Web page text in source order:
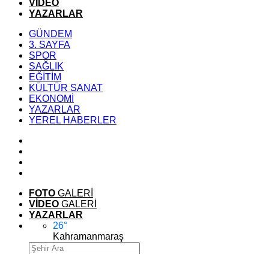
VİDEO
YAZARLAR
GÜNDEM
3. SAYFA
SPOR
SAĞLIK
EĞİTİM
KÜLTÜR SANAT
EKONOMİ
YAZARLAR
YEREL HABERLER
FOTO GALERİ
VİDEO GALERİ
YAZARLAR
26°
Kahramanmaraş